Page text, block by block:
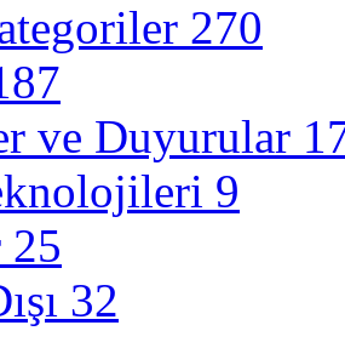
270
ve Duyurular
9
25
32